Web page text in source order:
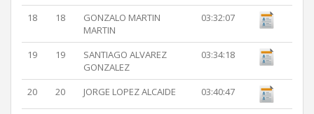
18 18
GONZALO MARTIN
MARTIN
03:32:07
19 19
SANTIAGO ALVAREZ
GONZALEZ
03:34:18
20 20 JORGE LOPEZ ALCAIDE 03:40:47